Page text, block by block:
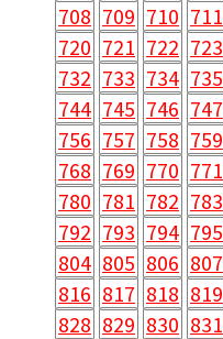
708 709 710 711
720 721 722 723
732 733 734 735
744 745 746 747
756 757 758 759
768 769 770 771
780 781 782 783
792 793 794 795
804 805 806 807
816 817 818 819
828 829 830 831